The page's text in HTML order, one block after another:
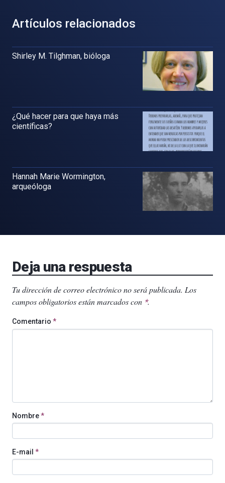
Artículos relacionados
Shirley M. Tilghman, bióloga
¿Qué hacer para que haya más
científicas?
Hannah Marie Wormington,
arqueóloga
Deja una respuesta
Tu dirección de correo electrónico no será publicada. Los
campos obligatorios están marcados con *.
Comentario *
Nombre*
E-mail *